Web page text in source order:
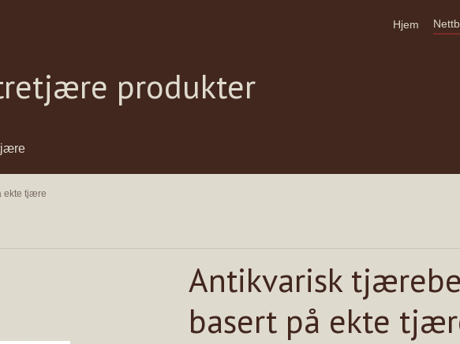
Hjem
produkter
ekte tjære
Antikvarisk
basert på ekte